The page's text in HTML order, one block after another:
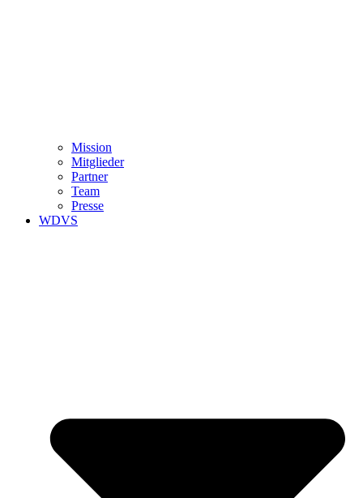
Mission
Mitglieder
Partner
Team
Presse
WDVS